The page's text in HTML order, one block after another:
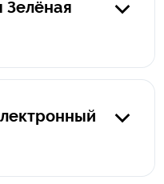
Зелёная